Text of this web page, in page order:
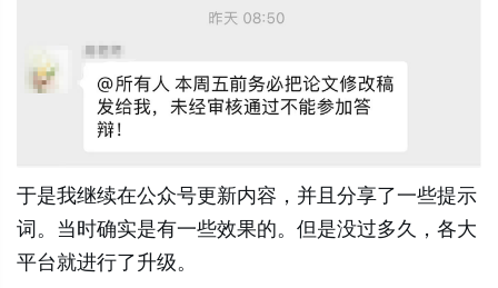
于是我继续在公众号更新内容，并且分享了一些提示
词。当时确实是有一些效果的。但是没过多久，各大
平台就进行了升级。